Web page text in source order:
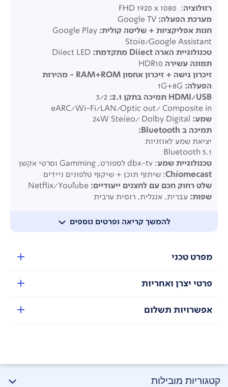
להמשך קריאה ופרטים נוספים
רזולוציה: FHD 1920 x 1080
מערכת הפעלה:Google TV
חנות אפליקציות +שליטה קולית:Google Play
Stoíe/Google Assistant
טכנולוגיית הארהDiíect מתקדמת:Diíect LED
תמונה עשירה HDR10
זיכרון גישה + זיכרון אחסוןRAM+ROM -
מהירות
הפעלה: 1G+8G
HDMI/USB תמיכה בתקן 2.1:
3/2
eARC/Wi-Fi/LAN/Optic out/ Composite in
שמע: 24W Steíeo/ Dolby Digital
תמיכה ב Bluetooth:
יציאת שמע לאוזניות
5.1 Bluetooth
טכנולוגיית שמע: dbx-tv לספורט, Gamming וסרטי אקשן
Chíomecast: שיתוף תוכן + שיקוף טלפונים ניידים
שלט רחוק חכם עם לחצנים ייעודיים:Netflix/Youľube
שפות: עברית, אנגלית, רוסית ערבית
מפרט טכני
פרטי יצרן ואחריות
אפשרויות תשלום
קטגוריות מובילות